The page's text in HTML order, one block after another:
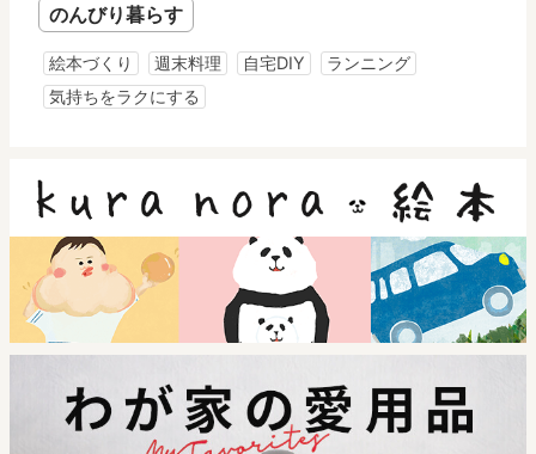
のんびり暮らす
絵本づくり 週末料理 自宅DIY
ランニング
気持ちをラクにする